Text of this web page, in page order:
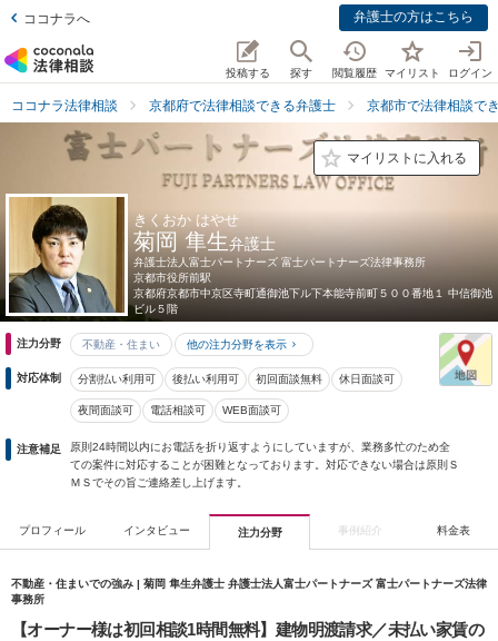
ココナラへ 弁護士の方はこちら
投稿する 探す 閲覧履歴 マイリスト ログイン
ココナラ法律相談 京都府で法律相談できる弁護士 京都市で法律相談で
マイリストに入れる
きくおか はやせ
菊岡 隼生弁護士
弁護士法人富士パートナーズ 富士パートナーズ法律事務所
京都市役所前駅
京都府京都市中京区寺町通御池下ル下本能寺前町５００番地１ 中信御池
ビル５階
注力分野 不動産・住まい 他の注力分野を表示
対応体制 分割払い利用可 後払い利用可 初回面談無料 休日面談可
夜間面談可 電話相談可 WEB面談可
注意補足
原則24時間以内にお電話を折り返すようにしていますが、業務多忙のため全
ての案件に対応することが困難となっております。対応できない場合は原則Ｓ
ＭＳでその旨ご連絡差し上げます。
プロフィール インタビュー 注力分野 事例紹介 料金表
不動産・住まいでの強み | 菊岡 隼生弁護士 弁護士法人富士パートナーズ 富士パートナーズ法律
事務所
【オーナー様は初回相談1時間無料】建物明渡請求／未払い家賃の